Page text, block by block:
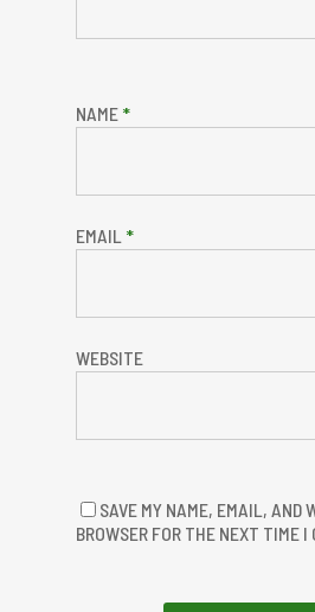
NAME *
EMAIL *
WEBSITE
SAVE MY NAME, EMAIL, AND
BROWSER FOR THE NEXT TIME I